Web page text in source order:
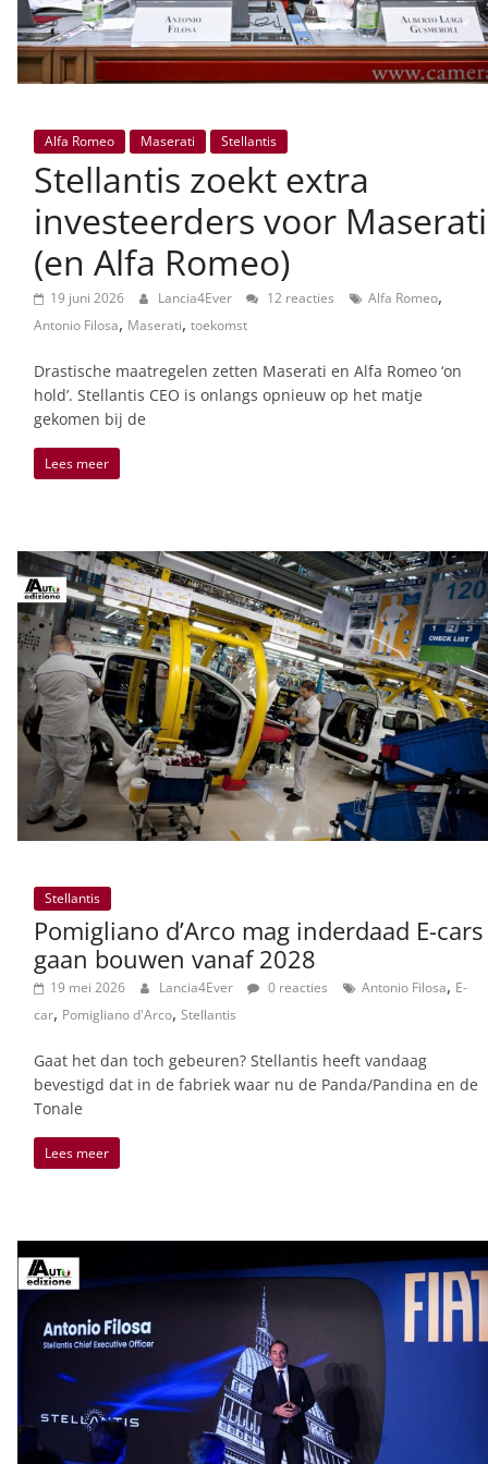
Alfa Romeo Maserati Stellantis
Stellantis zoekt extra
investeerders voor Maserati
(en Alfa Romeo)
19 juni 2026 Lancia4Ever 12 reacties Alfa Romeo,
Antonio Filosa, Maserati, toekomst
Drastische maatregelen zetten Maserati en Alfa Romeo ‘on
hold’. Stellantis CEO is onlangs opnieuw op het matje
gekomen bij de
Lees meer
Stellantis
Pomigliano d’Arco mag inderdaad E-cars
gaan bouwen vanaf 2028
19 mei 2026 Lancia4Ever 0 reacties Antonio Filosa, E-
car, Pomigliano d'Arco, Stellantis
Gaat het dan toch gebeuren? Stellantis heeft vandaag
bevestigd dat in de fabriek waar nu de Panda/Pandina en de
Tonale
Lees meer